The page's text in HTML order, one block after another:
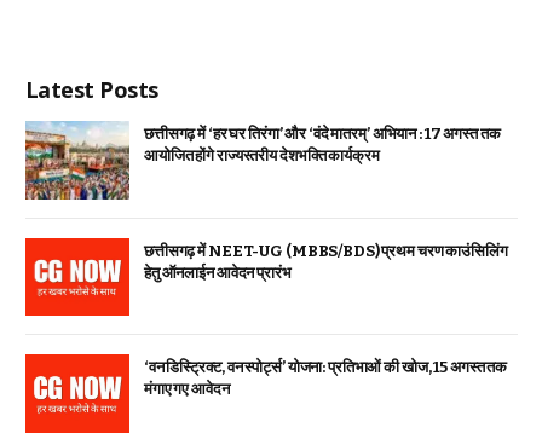
Latest Posts
छत्तीसगढ़ में ‘हर घर तिरंगा’ और ‘वंदे मातरम्’ अभियान : 17 अगस्त तक
आयोजित होंगे राज्यस्तरीय देशभक्ति कार्यक्रम
छत्तीसगढ़ में NEET-UG (MBBS/BDS) प्रथम चरण काउंसिलिंग
हेतु ऑनलाईन आवेदन प्रारंभ
‘वन डिस्ट्रिक्ट, वन स्पोर्ट्स’ योजना: प्रतिभाओं की खोज, 15 अगस्त तक
मंगाए गए आवेदन